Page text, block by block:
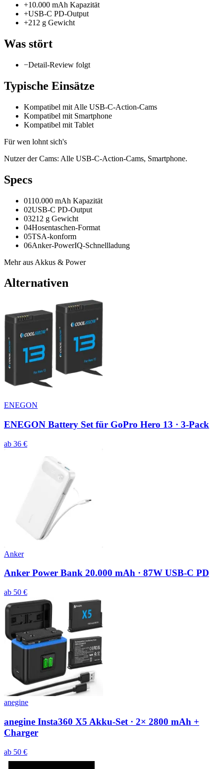
+10.000 mAh Kapazität
+USB-C PD-Output
+212 g Gewicht
Was stört
−Detail-Review folgt
Typische Einsätze
Kompatibel mit Alle USB-C-Action-Cams
Kompatibel mit Smartphone
Kompatibel mit Tablet
Für wen lohnt sich's
Nutzer der Cams: Alle USB-C-Action-Cams, Smartphone.
Specs
0110.000 mAh Kapazität
02USB-C PD-Output
03212 g Gewicht
04Hosentaschen-Format
05TSA-konform
06Anker-PowerIQ-Schnellladung
Mehr aus Akkus & Power
Alternativen
ENEGON
ENEGON Battery Set für GoPro Hero 13 · 3-Pack
ab 36 €
Anker
Anker Power Bank 20.000 mAh · 87W USB-C PD
ab 50 €
anegine
anegine Insta360 X5 Akku-Set · 2× 2800 mAh +
Charger
ab 50 €